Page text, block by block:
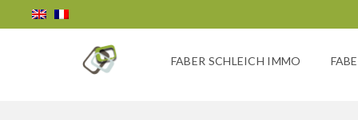
FABER SCHLEICH IMMO